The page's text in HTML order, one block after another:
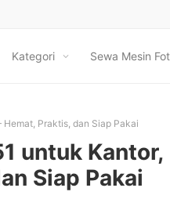
Kategori Sewa Mesin
Praktis, dan Siap Pakai
untuk Kantor,
Siap Pakai